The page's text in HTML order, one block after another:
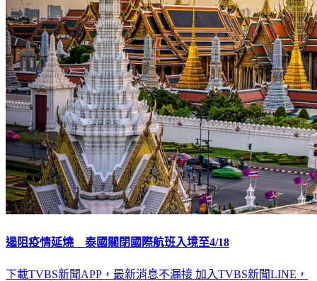
遏阻疫情延燒 泰國關閉國際航班入境至4/18
下載TVBS新聞APP，最新消息不漏接 加入TVBS新聞LINE，